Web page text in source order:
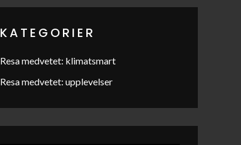
KATEGORIER
Resa medvetet: klimatsmart
Resa medvetet: upplevelser